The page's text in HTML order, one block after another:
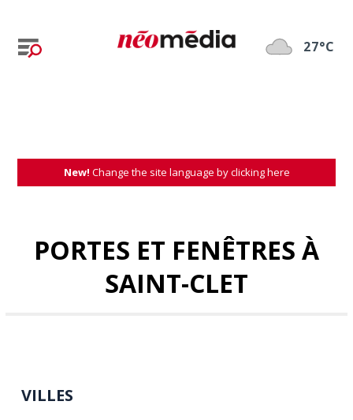
27°C
New! Change the site language by clicking here
PORTES ET FENÊTRES À
SAINT-CLET
VILLES